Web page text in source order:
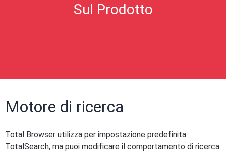
Sul Prodotto
Motore di ricerca
Total Browser utilizza per impostazione predefinita
TotalSearch, ma puoi modificare il comportamento di ricerca